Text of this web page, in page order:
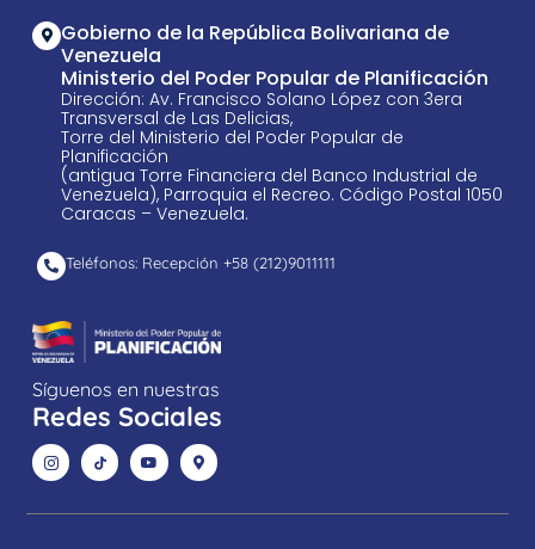
Gobierno de la República Bolivariana de
Venezuela
Ministerio del Poder Popular de Planificación
Dirección: Av. Francisco Solano López con 3era
Transversal de Las Delicias,
Torre del Ministerio del Poder Popular de
Planificación
(antigua Torre Financiera del Banco Industrial de
Venezuela), Parroquia el Recreo. Código Postal 1050
Caracas – Venezuela.
Teléfonos: Recepción +58 ​(212)9011111
Síguenos en nuestras
Redes Sociales